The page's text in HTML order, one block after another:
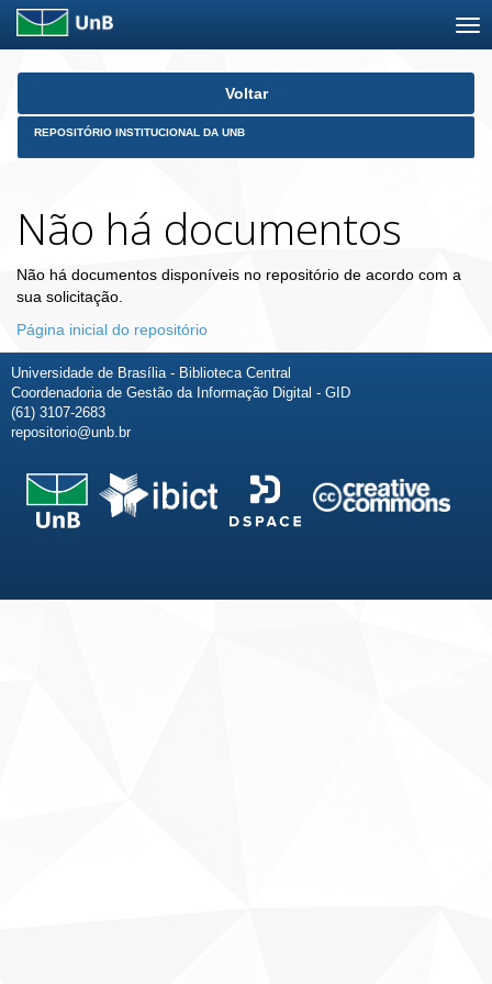
Skip
Voltar
REPOSITÓRIO INSTITUCIONAL DA UNB
Não há documentos
Não há documentos disponíveis no repositório de acordo com a
sua solicitação.
Página inicial do repositório
Universidade de Brasília - Biblioteca Central
Coordenadoria de Gestão da Informação Digital - GID
(61) 3107-2683
repositorio@unb.br